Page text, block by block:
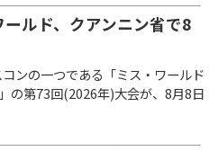
ルド、クアンニン省で8
ンの一つである「ミス・ワールド
の第73回(2026年)大会が、8月8日